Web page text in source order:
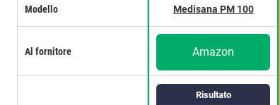
Modello
Al fornitore
Risultato
Medisana PM 100
Amazon